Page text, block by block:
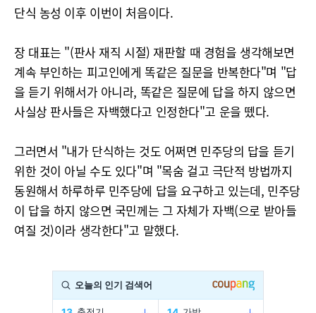
단식 농성 이후 이번이 처음이다.
장 대표는 "(판사 재직 시절) 재판할 때 경험을 생각해보면
계속 부인하는 피고인에게 똑같은 질문을 반복한다"며 "답
을 듣기 위해서가 아니라, 똑같은 질문에 답을 하지 않으면
사실상 판사들은 자백했다고 인정한다"고 운을 뗐다.
그러면서 "내가 단식하는 것도 어쩌면 민주당의 답을 듣기
위한 것이 아닐 수도 있다"며 "목숨 걸고 극단적 방법까지
동원해서 하루하루 민주당에 답을 요구하고 있는데, 민주당
이 답을 하지 않으면 국민께는 그 자체가 자백(으로 받아들
여질 것)이라 생각한다"고 말했다.